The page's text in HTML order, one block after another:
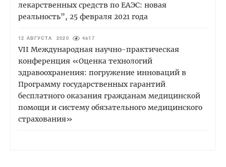
лекарственных средств по ЕАЭС: новая
реальность”, 25 февраля 2021 года
12 АВГУСТА 2020 4817
VII Международная научно-практическая
конференция «Оценка технологий
здравоохранения: погружение инноваций в
Программу государственных гарантий
бесплатного оказания гражданам медицинской
помощи и систему обязательного медицинского
страхования»